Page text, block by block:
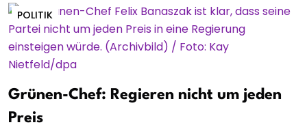
POLITIK
Grünen-Chef: Regieren nicht um jeden
Preis